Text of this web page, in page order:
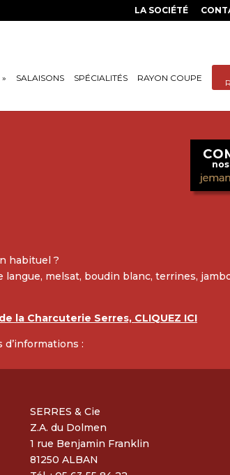
LA SOCIÉTÉ
SALAISONS SPÉCIALITÉS RAYON COUPE
habituel ?
melsat, boudin blanc, terrines,
la Charcuterie Serres, CLIQUEZ ICI
:
SERRES & Cie
Z.A. du Dolmen
1 rue Benjamin Franklin
81250 ALBAN